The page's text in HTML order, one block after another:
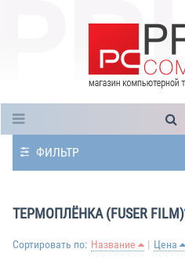
ФИЛЬТР
ТЕРМОПЛЁНКА (FUSER FILM)
Сортировать по: Название Цена